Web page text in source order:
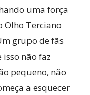
uma força
Olho Terciano
grupo de fãs
não faz
pequeno, não
a esquecer